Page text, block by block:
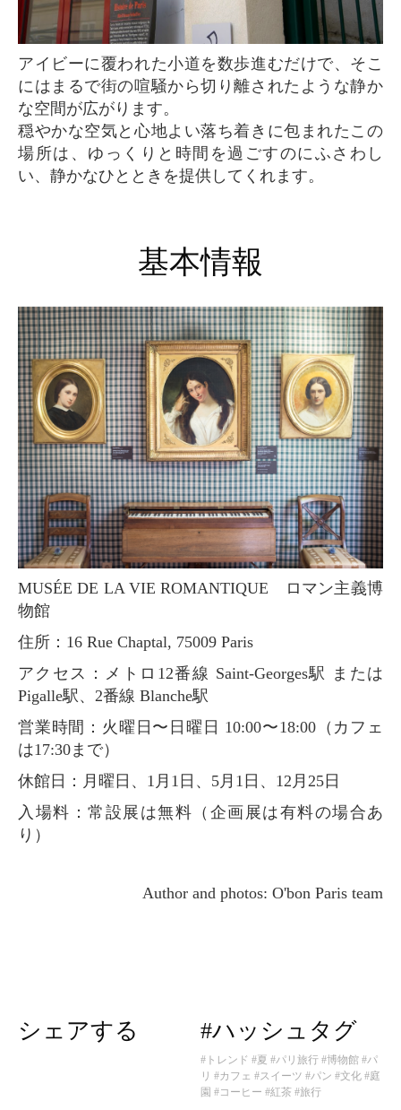
アイビーに覆われた小道を数歩進むだけで、そこ
にはまるで街の喧騒から切り離されたような静か
な空間が広がります。
穏やかな空気と心地よい落ち着きに包まれたこの
場所は、ゆっくりと時間を過ごすのにふさわし
い、静かなひとときを提供してくれます。
基本情報
MUSÉE DE LA VIE ROMANTIQUE ロマン主義博
物館
住所：16 Rue Chaptal, 75009 Paris
アクセス：メトロ12番線 Saint-Georges駅 または
Pigalle駅、2番線 Blanche駅
営業時間：火曜日〜日曜日 10:00〜18:00（カフェ
は17:30まで）
休館日：月曜日、1月1日、5月1日、12月25日
入場料：常設展は無料（企画展は有料の場合あ
り）
Author and photos: O'bon Paris team
シェアする #ハッシュタグ
#トレンド #夏 #パリ旅行 #博物館 #パ
リ #カフェ #スイーツ #パン #文化 #庭
園 #コーヒー #紅茶 #旅行